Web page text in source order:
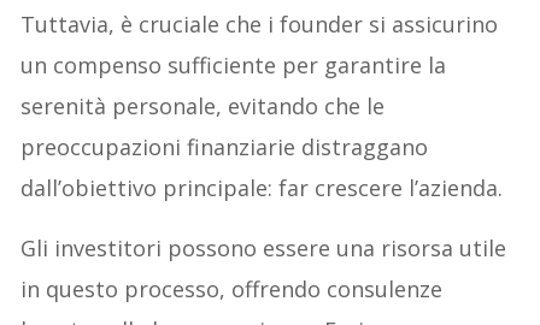
Tuttavia, è cruciale che i founder si assicurino
un compenso sufficiente per garantire la
serenità personale, evitando che le
preoccupazioni finanziarie distraggano
dall’obiettivo principale: far crescere l’azienda.
Gli investitori possono essere una risorsa utile
in questo processo, offrendo consulenze